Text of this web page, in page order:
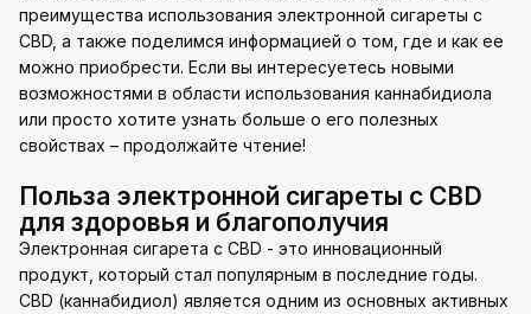
преимущества использования электронной сигареты с
CBD, а также поделимся информацией о том, где и как ее
можно приобрести. Если вы интересуетесь новыми
возможностями в области использования каннабидиола
или просто хотите узнать больше о его полезных
свойствах – продолжайте чтение!
Польза электронной сигареты с CBD
для здоровья и благополучия
Электронная сигарета с CBD - это инновационный
продукт, который стал популярным в последние годы.
CBD (каннабидиол) является одним из основных активных